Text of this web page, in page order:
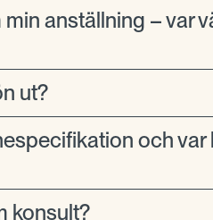
anställning – var
ut?
och var
konsult?